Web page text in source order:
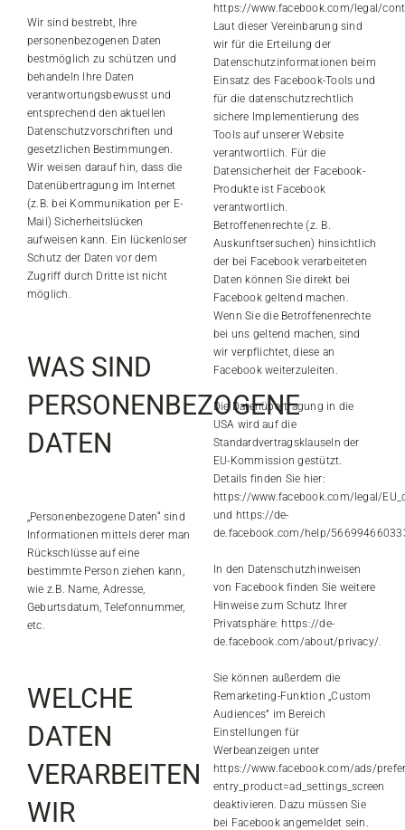
Wir sind bestrebt, Ihre
personenbezogenen Daten
bestmöglich zu schützen und
behandeln Ihre Daten
verantwortungsbewusst und
entsprechend den aktuellen
Datenschutzvorschriften und
gesetzlichen Bestimmungen.
Wir weisen darauf hin, dass die
Datenübertragung im Internet
(z.B. bei Kommunikation per E-
Mail) Sicherheitslücken
aufweisen kann. Ein lückenloser
Schutz der Daten vor dem
Zugriff durch Dritte ist nicht
möglich.
WAS SIND
PERSONENBEZOGENE
DATEN
„Personenbezogene Daten“ sind
Informationen mittels derer man
Rückschlüsse auf eine
bestimmte Person ziehen kann,
wie z.B. Name, Adresse,
Geburtsdatum, Telefonnummer,
etc.
WELCHE
DATEN
VERARBEITEN
WIR
https://www.facebook.com/legal/
Laut dieser Vereinbarung sind
wir für die Erteilung der
Datenschutzinformationen beim
Einsatz des Facebook-Tools und
für die datenschutzrechtlich
sichere Implementierung des
Tools auf unserer Website
verantwortlich. Für die
Datensicherheit der Facebook-
Produkte ist Facebook
verantwortlich.
Betroffenenrechte (z. B.
Auskunftsersuchen) hinsichtlich
der bei Facebook verarbeiteten
Daten können Sie direkt bei
Facebook geltend machen.
Wenn Sie die Betroffenenrechte
bei uns geltend machen, sind
wir verpflichtet, diese an
Facebook weiterzuleiten.
Die Datenübertragung in die
USA wird auf die
Standardvertragsklauseln der
EU-Kommission gestützt.
Details finden Sie hier:
https://www.facebook.com/legal/
und https://de-
de.facebook.com/help/
In den Datenschutzhinweisen
von Facebook finden Sie weitere
Hinweise zum Schutz Ihrer
Privatsphäre: https://de-
de.facebook.com/about/privacy/
Sie können außerdem die
Remarketing-Funktion „Custom
Audiences” im Bereich
Einstellungen für
Werbeanzeigen unter
https://www.facebook.com/ads/
entry_product=ad_settings_screen
deaktivieren. Dazu müssen Sie
bei Facebook angemeldet sein.